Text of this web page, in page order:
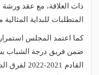
ذات العلاقة، مع عقد
المتطلبات للبداية المثالية مع
ضمن فريق درجة الشباب
القادم